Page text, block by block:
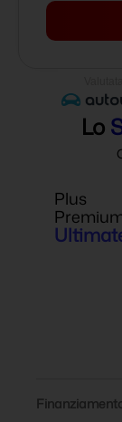
Lo
Plus